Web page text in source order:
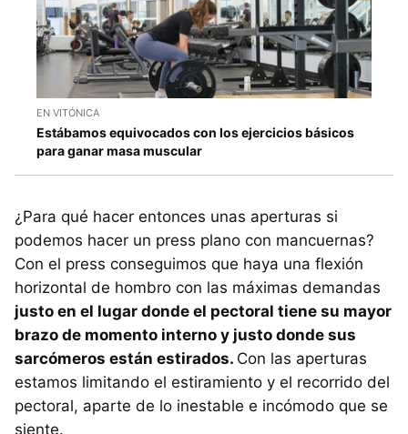
EN VITÓNICA
Estábamos equivocados con los ejercicios básicos
para ganar masa muscular
¿Para qué hacer entonces unas aperturas si
podemos hacer un press plano con mancuernas?
Con el press conseguimos que haya una flexión
horizontal de hombro con las máximas demandas
justo en el lugar donde el pectoral tiene su mayor
brazo de momento interno y justo donde sus
sarcómeros están estirados. Con las aperturas
estamos limitando el estiramiento y el recorrido del
pectoral, aparte de lo inestable e incómodo que se
siente.